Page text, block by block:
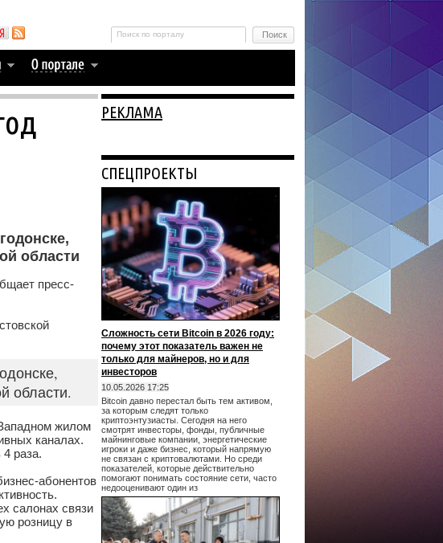
области
пресс-
области.
жилом
каналах.
раза.
абонентов
салонах связи
розницу в
РЕКЛАМА
СПЕЦПРОЕКТЫ
Сложность сети Bitcoin в 2026 году:
почему этот показатель важен не
только для майнеров, но и для
инвесторов
10.05.2026 17:25
Bitcoin давно перестал быть тем активом,
за которым следят только
криптоэнтузиасты. Сегодня на него
смотрят инвесторы, фонды, публичные
майнинговые компании, энергетические
игроки и даже бизнес, который напрямую
не связан с криптовалютами. Но среди
показателей, которые действительно
помогают понимать состояние сети, часто
недооценивают один из